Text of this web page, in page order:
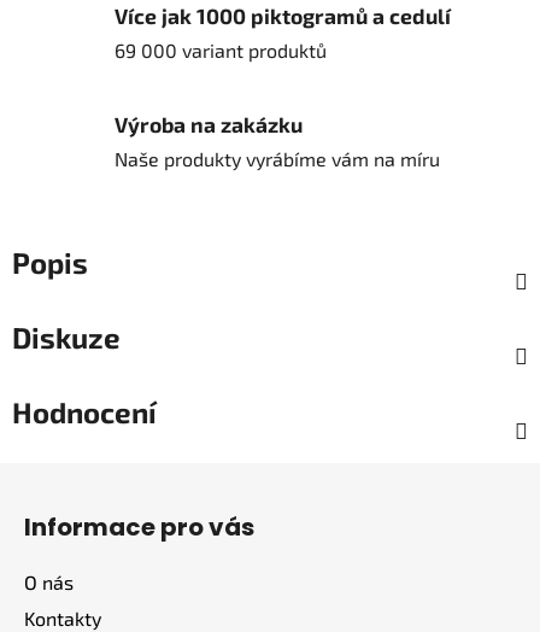
Více jak 1000 piktogramů a cedulí
69 000 variant produktů
Výroba na zakázku
Naše produkty vyrábíme vám na míru
Popis
Diskuze
Hodnocení
Informace pro vás
O nás
Kontakty